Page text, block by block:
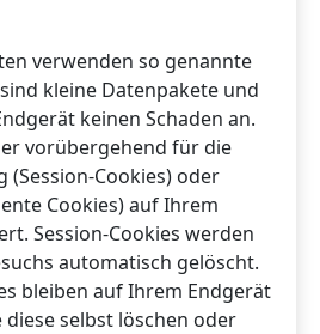
verwenden so genannte
sind kleine Datenpakete und
keinen Schaden an.
vorübergehend für die
(Session-Cookies) oder
Cookies) auf Ihrem
Session-Cookies werden
automatisch gelöscht.
bleiben auf Ihrem Endgerät
diese selbst löschen oder